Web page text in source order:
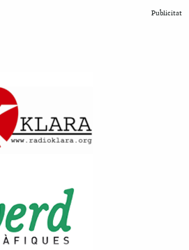
Publicitat